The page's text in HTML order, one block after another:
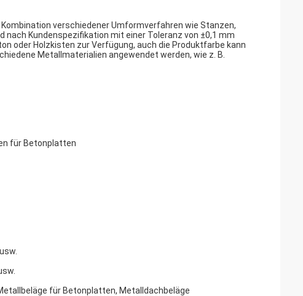
verschiedener Umformverfahren wie Stanzen,
nach Kundenspezifikation mit einer Toleranz von ±0,1 mm
oder Holzkisten zur Verfügung, auch die Produktfarbe kann
Metallmaterialien angewendet werden, wie z. B.
für Betonplatten
für Betonplatten, Metalldachbeläge